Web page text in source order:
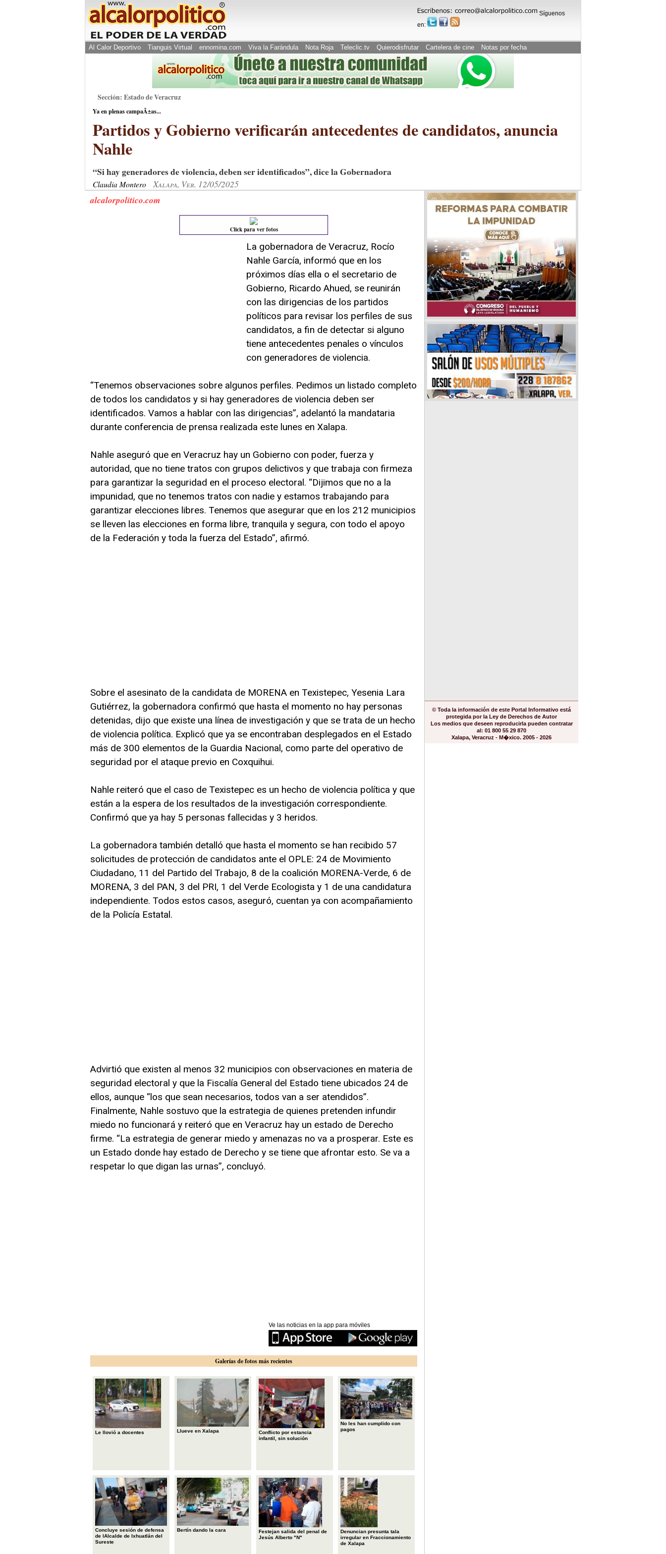
Síguenos
en:
Al Calor Deportivo Tianguis Virtual ennomina.com Viva la Farándula Nota Roja Teleclic.tv Quierodisfrutar Cartelera de cine Notas por fecha
Sección: Estado de Veracruz
Ya en plenas campaÃ±as...
Partidos y Gobierno verificarán antecedentes de candidatos, anuncia
Nahle
“Si hay generadores de violencia, deben ser identificados”, dice la Gobernadora
Claudia Montero Xalapa, Ver. 12/05/2025
alcalorpolitico.com
Click para ver fotos
La gobernadora de Veracruz, Rocío
Nahle García, informó que en los
próximos días ella o el secretario de
Gobierno, Ricardo Ahued, se reunirán
con las dirigencias de los partidos
políticos para revisar los perfiles de sus
candidatos, a fin de detectar si alguno
tiene antecedentes penales o vínculos
con generadores de violencia.
“Tenemos observaciones sobre algunos perfiles. Pedimos un listado completo
de todos los candidatos y si hay generadores de violencia deben ser
identificados. Vamos a hablar con las dirigencias”, adelantó la mandataria
durante conferencia de prensa realizada este lunes en Xalapa.
Nahle aseguró que en Veracruz hay un Gobierno con poder, fuerza y
autoridad, que no tiene tratos con grupos delictivos y que trabaja con firmeza
para garantizar la seguridad en el proceso electoral. “Dijimos que no a la
impunidad, que no tenemos tratos con nadie y estamos trabajando para
garantizar elecciones libres. Tenemos que asegurar que en los 212 municipios
se lleven las elecciones en forma libre, tranquila y segura, con todo el apoyo
de la Federación y toda la fuerza del Estado”, afirmó.
Sobre el asesinato de la candidata de MORENA en Texistepec, Yesenia Lara
Gutiérrez, la gobernadora confirmó que hasta el momento no hay personas
detenidas, dijo que existe una línea de investigación y que se trata de un hecho
de violencia política. Explicó que ya se encontraban desplegados en el Estado
más de 300 elementos de la Guardia Nacional, como parte del operativo de
seguridad por el ataque previo en Coxquihui.
Nahle reiteró que el caso de Texistepec es un hecho de violencia política y que
están a la espera de los resultados de la investigación correspondiente.
Confirmó que ya hay 5 personas fallecidas y 3 heridos.
La gobernadora también detalló que hasta el momento se han recibido 57
solicitudes de protección de candidatos ante el OPLE: 24 de Movimiento
Ciudadano, 11 del Partido del Trabajo, 8 de la coalición MORENA-Verde, 6 de
MORENA, 3 del PAN, 3 del PRI, 1 del Verde Ecologista y 1 de una candidatura
independiente. Todos estos casos, aseguró, cuentan ya con acompañamiento
de la Policía Estatal.
Advirtió que existen al menos 32 municipios con observaciones en materia de
seguridad electoral y que la Fiscalía General del Estado tiene ubicados 24 de
ellos, aunque “los que sean necesarios, todos van a ser atendidos”.
Finalmente, Nahle sostuvo que la estrategia de quienes pretenden infundir
miedo no funcionará y reiteró que en Veracruz hay un estado de Derecho
firme. “La estrategia de generar miedo y amenazas no va a prosperar. Este es
un Estado donde hay estado de Derecho y se tiene que afrontar esto. Se va a
respetar lo que digan las urnas”, concluyó.
Ve las noticias en la app para móviles
Galerías de fotos más recientes
Le llovió a docentes Llueve en Xalapa
Conflicto por estancia
infantil, sin solución
No les han cumplido con
pagos
Concluye sesión de defensa
de lAlcalde de Ixhuatlán del
Sureste
Bertín dando la cara
Festejan salida del penal de
Jesús Alberto "N"
Denuncian presunta tala
irregular en Fraccionamiento
de Xalapa
© Toda la información de este Portal Informativo está
protegida por la Ley de Derechos de Autor
Los medios que deseen reproducirla pueden contratar
al: 01 800 55 29 870
Xalapa, Veracruz - M�xico. 2005 - 2026